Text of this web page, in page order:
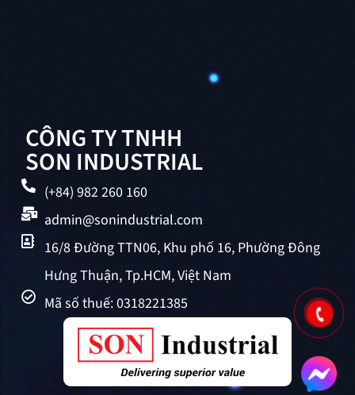
CÔNG TY TNHH
SON INDUSTRIAL
(+84) 982 260 160
admin@sonindustrial.com
16/8 Đường TTN06, Khu phố 16, Phường Đông
Hưng Thuận, Tp.HCM, Việt Nam
Mã số thuế: 0318221385